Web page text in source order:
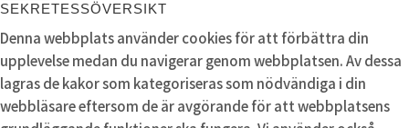
SEKRETESSÖVERSIKT
Denna webbplats använder cookies för att förbättra din
upplevelse medan du navigerar genom webbplatsen. Av dessa
lagras de kakor som kategoriseras som nödvändiga i din
webbläsare eftersom de är avgörande för att webbplatsens